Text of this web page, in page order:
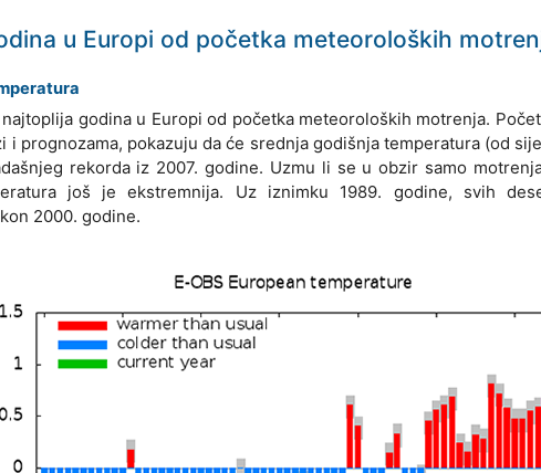
u Europi od početka meteoroloških
godina u Europi od početka meteoroloških motrenja.
i prognozama, pokazuju da će srednja godišnja temperatura (od
rekorda iz 2007. godine. Uzmu li se u obzir samo
još je ekstremnija. Uz iznimku 1989. godine, svih
2000. godine.